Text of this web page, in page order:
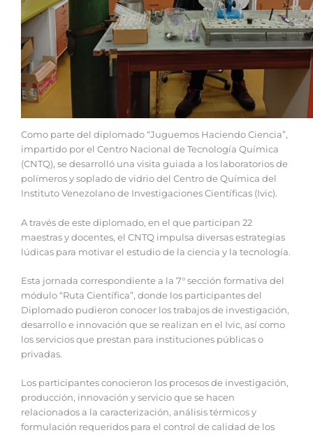
Como parte del diplomado “Juguemos Haciendo Ciencia”,
impartido por el Centro Nacional de Tecnología Química
(CNTQ), se desarrolló una visita guiada a los laboratorios de
polímeros y soplado de vidrio del Centro de Química del
Instituto Venezolano de Investigaciones Científicas (Ivic).
A través de este diplomado, en el que participan 22
maestras y docentes, el CNTQ impulsa diversas estrategias
lúdicas para motivar el estudio de la ciencia y la tecnología.
Esta jornada correspondiente a la 7° sección formativa del
módulo “Ruta Científica”, donde los participantes del
Diplomado pudieron conocer los trabajos de investigación,
desarrollo e innovación que se realizan en el Ivic, así como
los servicios que prestan para instituciones públicas o
privadas.
Los participantes conocieron los procesos de investigación,
producción, innovación y servicio que se hacen
relacionados a la caracterización, análisis térmicos y
formulación requeridos para el control de calidad de los